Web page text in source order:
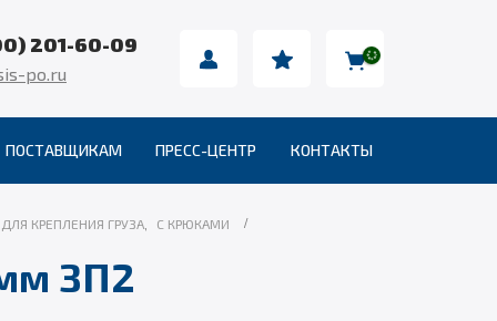
201-60-09
po.ru
ПОСТАВЩИКАМ ПРЕСС-ЦЕНТР КОНТАКТЫ
КРЕПЛЕНИЯ ГРУЗА С КРЮКАМИ
ЗП2